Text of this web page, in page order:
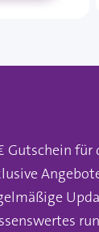
Gutschein für